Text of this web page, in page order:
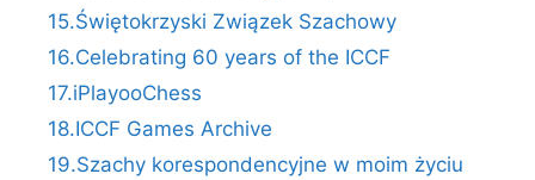
15.Świętokrzyski Związek Szachowy
16.Celebrating 60 years of the ICCF
17.iPlayooChess
18.ICCF Games Archive
19.Szachy korespondencyjne w moim życiu